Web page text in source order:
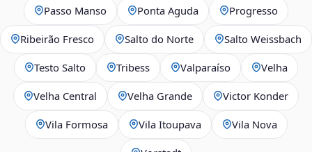
Passo Manso Ponta Aguda Progresso
Ribeirão Fresco Salto do Norte Salto Weissbach
Testo Salto Tribess Valparaíso Velha
Velha Central Velha Grande Victor Konder
Vila Formosa Vila Itoupava Vila Nova